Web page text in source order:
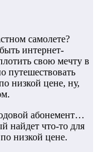
самолете?
интернет-
свою мечту в
путешествовать
низкой цене, ну,
абонемент…
найдет что-то для
по низкой цене.